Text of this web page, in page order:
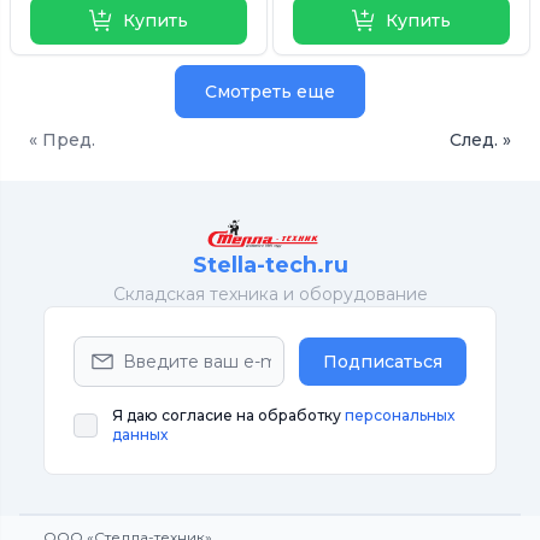
Купить Купить
Смотреть еще
« Пред. След. »
Stella-tech.ru
Cкладская техника и оборудование
Подписаться
Я даю согласие на обработку персональных
данных